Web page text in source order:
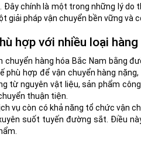
Đây chính là một trong những lý do
giải pháp vận chuyển bền vững và
hợp với nhiều loại hàng
chuyển hàng hóa Bắc Nam bằng
phù hợp để vận chuyển hàng
từ nguyên vật liệu, sản phẩm
thuận tiện.
vụ còn có khả năng tổ chức vận
suốt tuyến đường sắt. Điều